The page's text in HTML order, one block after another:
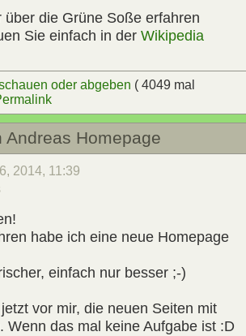
über die Grüne Soße erfahren
Sie einfach in der Wikipedia
oder abgeben ( 4049 mal
Andreas Homepage
2014, 11:39
habe ich eine neue Homepage
einfach nur besser ;-)
vor mir, die neuen Seiten mit
Wenn das mal keine Aufgabe ist :D